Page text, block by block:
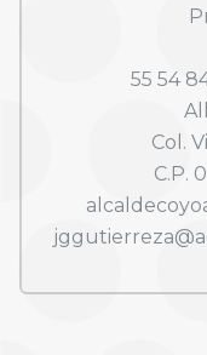
55 54
Col.
C.P.